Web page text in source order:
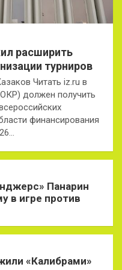
расширить
турниров
Читать iz.ru в
должен получить
финансирования
Панарин
в игре против
«Калибрами»